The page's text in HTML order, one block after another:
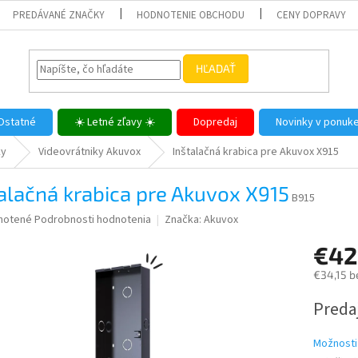
PREDÁVANÉ ZNAČKY HODNOTENIE OBCHODU CENY DOPRAVY
HĽADAŤ
☀️ Letné zľavy ☀️ Dopredaj Novinky v ponuke
Videovrátniky Akuvox Inštalačná krabica pre Akuvox X915
krabica pre Akuvox X915B915
Podrobnosti hodnotenia Značka: Akuvox
€42
€34,15
cena: